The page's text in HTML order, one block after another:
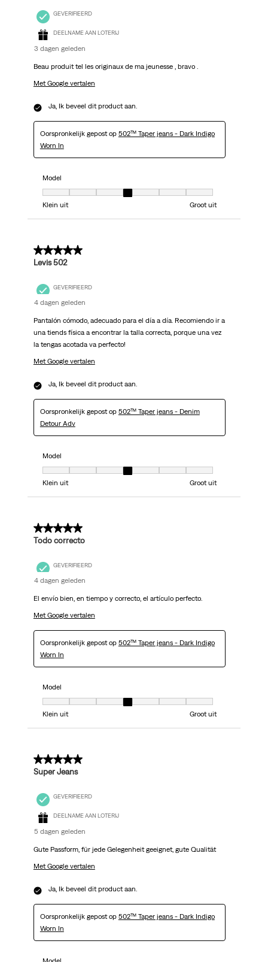
GEVERIFIEERD
DEELNAME AAN LOTERIJ
3 dagen geleden
Beau produit tel les originaux de ma jeunesse , bravo .
Met Google vertalen
Ja, Ik beveel dit product aan.
Oorspronkelijk gepost op 502™ Taper jeans - Dark Indigo
Worn In
Model
Model, 4 van 7, waarbij 1 gelijk is aan Klein uit en 7 gelijk is aan Groot uit
Klein uit
Groot uit
5 van 5 sterren.
Levis 502
GEVERIFIEERD
4 dagen geleden
Pantalón cómodo, adecuado para el día a día. Recomiendo ir a
una tiends física a encontrar la talla correcta, porque una vez
la tengas acotada va perfecto!
Met Google vertalen
Ja, Ik beveel dit product aan.
Oorspronkelijk gepost op 502™ Taper jeans - Denim
Detour Adv
Model
Model, 4 van 7, waarbij 1 gelijk is aan Klein uit en 7 gelijk is aan Groot uit
Klein uit
Groot uit
5 van 5 sterren.
Todo correcto
GEVERIFIEERD
4 dagen geleden
El envío bien, en tiempo y correcto, el artículo perfecto.
Met Google vertalen
Oorspronkelijk gepost op 502™ Taper jeans - Dark Indigo
Worn In
Model
Model, 4 van 7, waarbij 1 gelijk is aan Klein uit en 7 gelijk is aan Groot uit
Klein uit
Groot uit
5 van 5 sterren.
Super Jeans
GEVERIFIEERD
DEELNAME AAN LOTERIJ
5 dagen geleden
Gute Passform, für jede Gelegenheit geeignet, gute Qualität
Met Google vertalen
Ja, Ik beveel dit product aan.
Oorspronkelijk gepost op 502™ Taper jeans - Dark Indigo
Worn In